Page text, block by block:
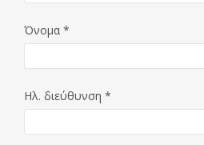
Όνομα *
Ηλ. διεύθυνση *